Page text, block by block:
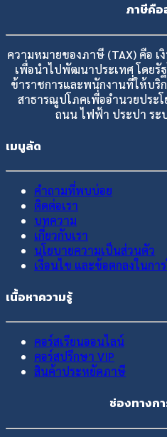
ภาษีคือ
ความหมายของภาษี (TAX) คือ เ
เพื่อนำไปพัฒนาประเทศ โดยรั
ข้าราชการและพนักงานที่ให้บ
สาธารณูปโภคเพื่ออำนวยประ
ถนน ไฟฟ้า ประปา ร
เมนูลัด
คำถามที่พบบ่อย
ติดต่อเรา
บทความ
เกี่ยวกับเรา
นโยบายความเป็นส่วนตัว
เงื่อนไข และข้อตกลงในกา
เนื้อหาความรู้
คอร์สเรียนออนไลน์
คอร์สปรึกษา VIP
สินค้าประหยัดภาษี
ช่องทางก